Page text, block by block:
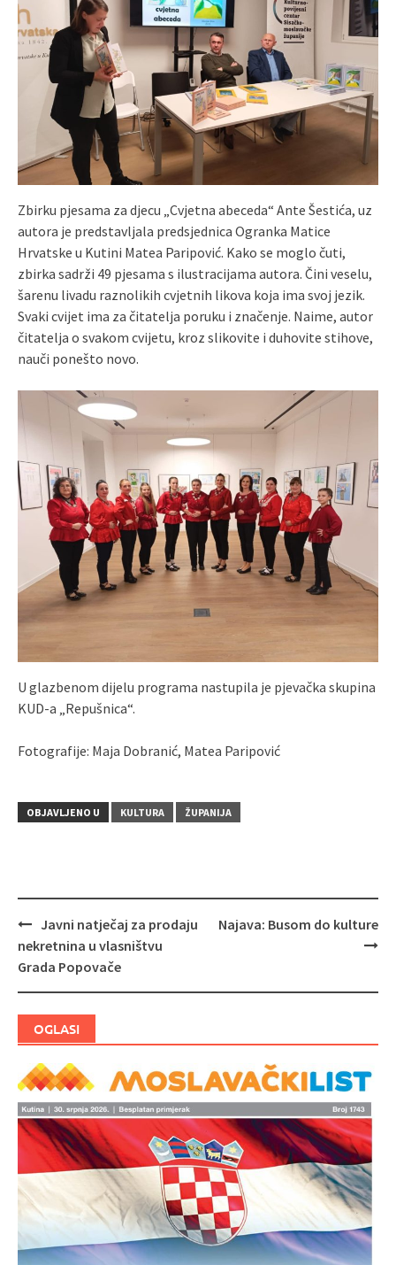
Zbirku pjesama za djecu „Cvjetna abeceda“ Ante Šestića, uz
autora je predstavljala predsjednica Ogranka Matice
Hrvatske u Kutini Matea Paripović. Kako se moglo čuti,
zbirka sadrži 49 pjesama s ilustracijama autora. Čini veselu,
šarenu livadu raznolikih cvjetnih likova koja ima svoj jezik.
Svaki cvijet ima za čitatelja poruku i značenje. Naime, autor
čitatelja o svakom cvijetu, kroz slikovite i duhovite stihove,
nauči ponešto novo.
U glazbenom dijelu programa nastupila je pjevačka skupina
KUD-a „Repušnica“.
Fotografije: Maja Dobranić, Matea Paripović
OBJAVLJENO U KULTURA ŽUPANIJA
Navigacija
objava
Javni natječaj za prodaju
nekretnina u vlasništvu
Grada Popovače
Najava: Busom do kulture
OGLASI